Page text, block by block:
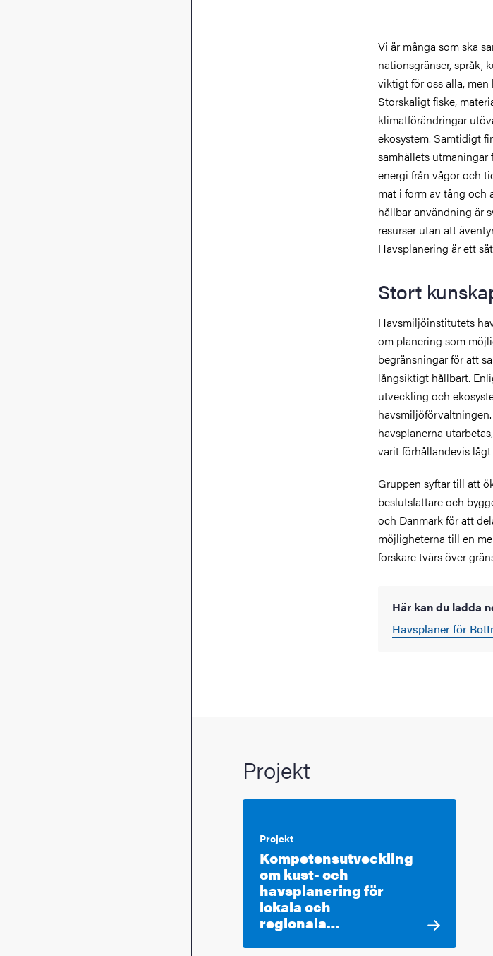
Vi är många som ska
nationsgränser, språk,
viktigt för oss alla,
Storskaligt fiske,
klimatförändringar
ekosystem. Samtidigt
samhällets utmaningar
energi från vågor och
mat i form av tång och
hållbar användning är
resurser utan att
Havsplanering är ett
Stort
Havsmiljöinstitutets
om planering som
begränsningar för att
långsiktigt hållbart.
utveckling och
havsplanerna
varit förhållandevis
Gruppen syftar till att
beslutsfattare och
och Danmark för att
möjligheterna till en
forskare tvärs över
Här kan du ladda
Havsplaner för
Projekt
Projekt
Kompetensutveckling
om kust- och
havsplanering för
lokala och
regionala…